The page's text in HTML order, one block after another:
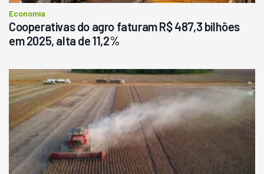
Consultar
Economia
Cooperativas do agro faturam R$ 487,3 bilhões
em 2025, alta de 11,2%